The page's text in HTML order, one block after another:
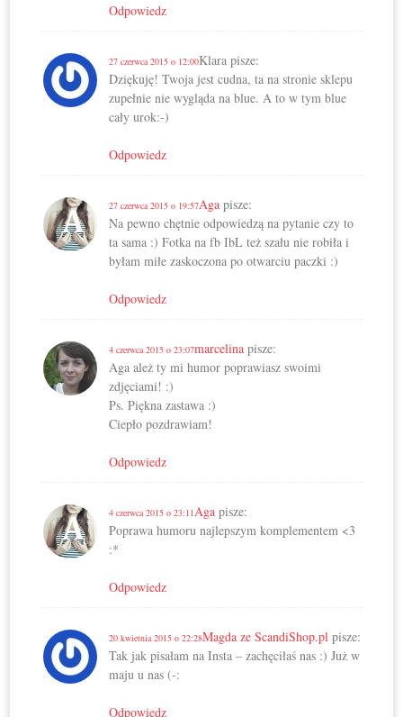
Odpowiedz
Klara pisze:
27 czerwca 2015 o 12:00
Dziękuję! Twoja jest cudna, ta na stronie sklepu
zupełnie nie wygląda na blue. A to w tym blue
cały urok:-)
Odpowiedz
Aga pisze:
27 czerwca 2015 o 19:57
Na pewno chętnie odpowiedzą na pytanie czy to
ta sama :) Fotka na fb IbL też szału nie robiła i
byłam miłe zaskoczona po otwarciu paczki :)
Odpowiedz
marcelina pisze:
4 czerwca 2015 o 23:07
Aga ależ ty mi humor poprawiasz swoimi
zdjęciami! :)
Ps. Piękna zastawa :)
Ciepło pozdrawiam!
Odpowiedz
Aga pisze:
4 czerwca 2015 o 23:11
Poprawa humoru najlepszym komplementem <3
:*
Odpowiedz
Magda ze ScandiShop.pl pisze:
20 kwietnia 2015 o 22:28
Tak jak pisałam na Insta – zachęciłaś nas :) Już w
maju u nas (-:
Odpowiedz